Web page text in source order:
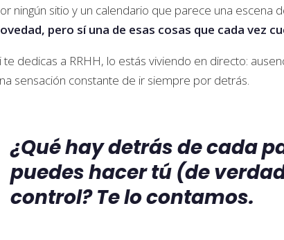
ningún sitio y un calendario que parece una escena
pero sí una de esas cosas que cada vez
te dedicas a RRHH, lo estás viviendo en directo:
sensación constante de ir siempre por detrás.
¿Qué hay detrás de cada
puedes hacer tú (de
control? Te lo contamos.